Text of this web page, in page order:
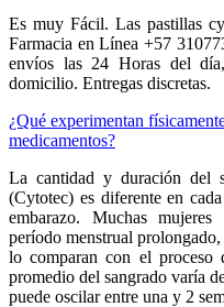
Es muy Fácil. Las pastillas
Farmacia en Línea +57
envíos las 24 Horas del
domicilio. Entregas discretas.
¿Qué experimentan
medicamentos?
La cantidad y duración del
(Cytotec) es diferente en
embarazo. Muchas
período menstrual
lo comparan con el proceso
promedio del sangrado varía
puede oscilar entre una y 2